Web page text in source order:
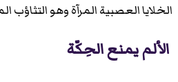
الخلايا العصبية المرآة وهوالتثاؤب
الألم يمنع الحِكّة